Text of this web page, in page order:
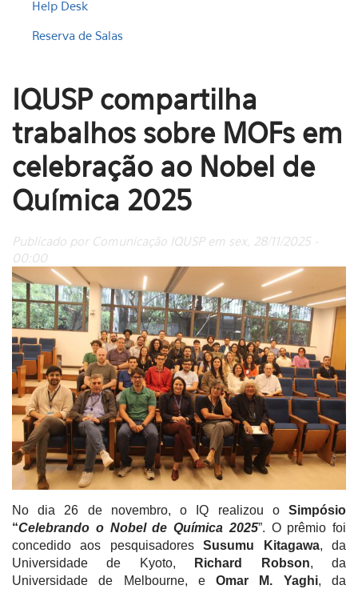
Help Desk
Reserva de Salas
IQUSP compartilha
trabalhos sobre MOFs em
celebração ao Nobel de
Química 2025
Publicado por Comunicação IQUSP em sex, 28/11/2025 -
00:00
No dia 26 de novembro, o IQ realizou o Simpósio
“Celebrando o Nobel de Química 2025”. O prêmio foi
concedido aos pesquisadoresSusumu Kitagawa, da
Universidade de Kyoto, Richard Robson, da
Universidade de Melbourne, eOmar M. Yaghi, da